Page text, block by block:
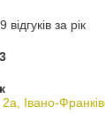
за рік
Івано-